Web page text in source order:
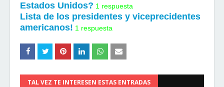
Estados Unidos? 1 respuesta
Lista de los presidentes y viceprecidentes
americanos! 1 respuesta
TAL VEZ TE INTERESEN ESTAS ENTRADAS